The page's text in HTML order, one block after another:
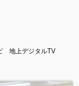
地上デジタルTV